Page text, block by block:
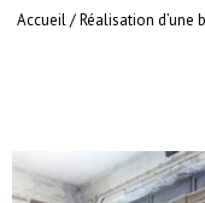
Accueil/Réalisation